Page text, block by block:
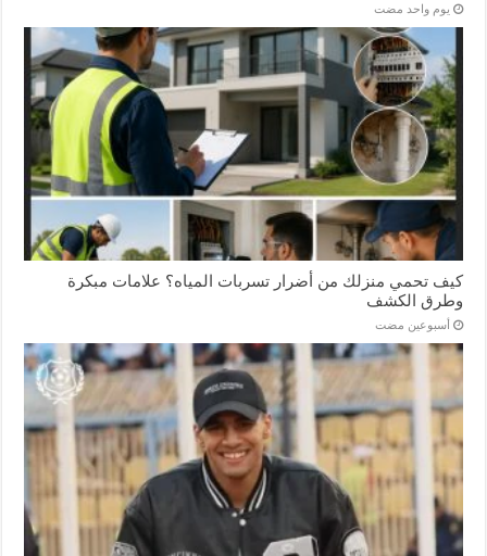
‏يوم واحد مضت
كيف تحمي منزلك من أضرار تسربات المياه؟ علامات مبكرة
وطرق الكشف
‏أسبوعين مضت